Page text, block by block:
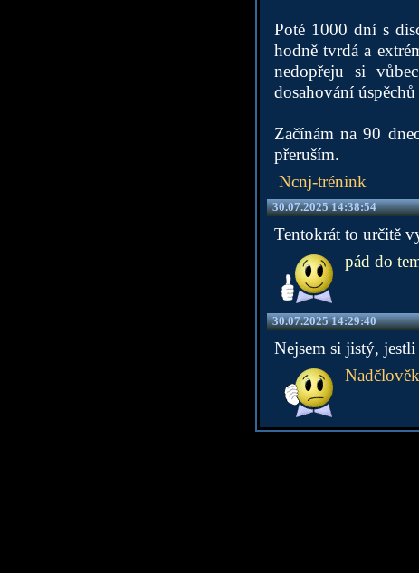
Poté 1000 dní s
hodně tvrdá a
nedopřeju si
dosahování
Začínám na 90
přeruším.
Ncnj-trénink
30.07.2025 14:38:54
Tentokrát to určitě
pád do
30.07.2025 14:29:40
Nejsem si jistý, jestli